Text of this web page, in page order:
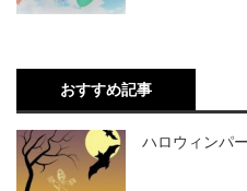
おすすめ記事
ハロウィンパ